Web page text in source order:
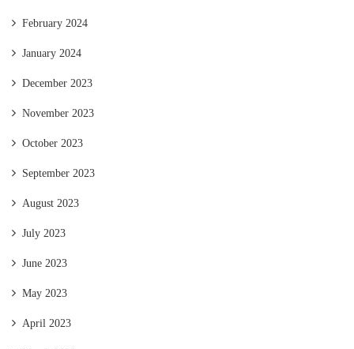
February 2024
January 2024
December 2023
November 2023
October 2023
September 2023
August 2023
July 2023
June 2023
May 2023
April 2023